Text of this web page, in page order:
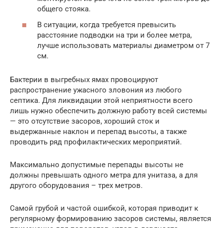
общего стояка.
В ситуации, когда требуется превысить
расстояние подводки на три и более метра,
лучше использовать материалы диаметром от 7
см.
Бактерии в выгребных ямах провоцируют
распространение ужасного зловония из любого
септика. Для ликвидации этой неприятности всего
лишь нужно обеспечить должную работу всей системы
— это отсутствие засоров, хороший сток и
выдержанные наклон и перепад высоты, а также
проводить ряд профилактических мероприятий.
Максимально допустимые перепады высоты не
должны превышать одного метра для унитаза, а для
другого оборудования – трех метров.
Самой грубой и частой ошибкой, которая приводит к
регулярному формированию засоров системы, является